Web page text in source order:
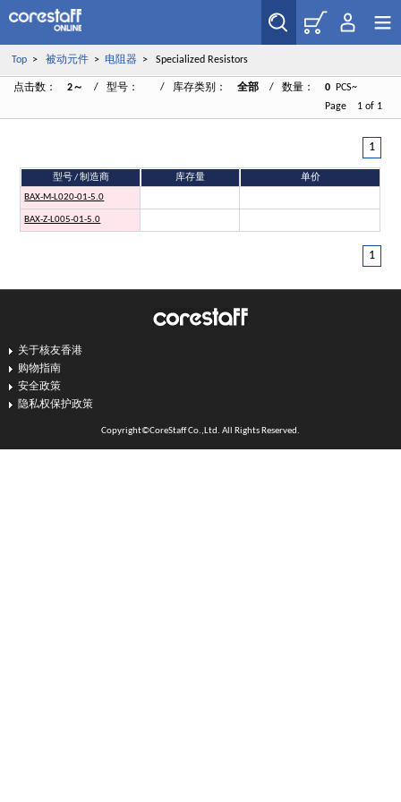
Top> 被动元件> 电阻器> Specialized Resistors
点击数： 2～ / 型号： / 库存类别： 全部 / 数量： 0
PCS~
Page 1 of 1
1
型号 / 制造商 库存量
单价
BAX-M-L020-01-5.0
BAX-Z-L005-01-5.0
1
关于核友香港
购物指南
安全政策
隐私权保护政策
Copyright©CoreStaff Co.,Ltd. All Rights Reserved.